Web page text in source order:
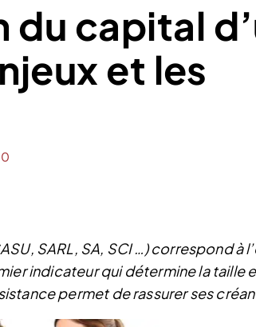
capital
et les
0
SARL, SA, SCI …) correspond à
indicateur qui détermine la taille
permet de rassurer ses